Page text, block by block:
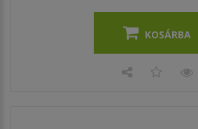
KOSÁRBA